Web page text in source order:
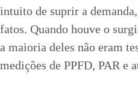
intuito de suprir a
fatos. Quando houve o
a maioria deles não eram
medições de PPFD, PAR e